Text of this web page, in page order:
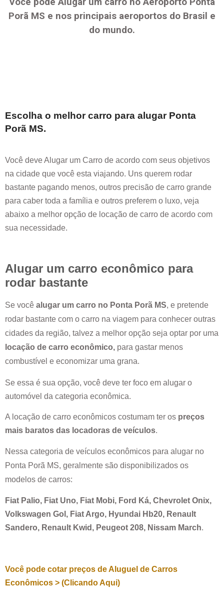
Porã MS e nos principais aeroportos do Brasil e
do mundo.
Escolha o melhor carro para alugar Ponta
Porã MS.
Você deve Alugar um Carro de acordo com seus objetivos
na cidade que você esta viajando. Uns querem rodar
bastante pagando menos, outros precisão de carro grande
para caber toda a família e outros preferem o luxo, veja
abaixo a melhor opção de locação de carro de acordo com
sua necessidade.
Alugar um carro econômico para
rodar bastante
Se você alugar um carro no Ponta Porã MS, e pretende
rodar bastante com o carro na viagem para conhecer outras
cidades da região, talvez a melhor opção seja optar por uma
locação de carro econômico, para gastar menos
combustível e economizar uma grana.
Se essa é sua opção, você deve ter foco em alugar o
automóvel da categoria econômica.
A locação de carro econômicos costumam ter os preços
mais baratos das locadoras de veículos.
Nessa categoria de veículos econômicos para alugar no
Ponta Porã MS, geralmente são disponibilizados os
modelos de carros:
Fiat Palio, Fiat Uno, Fiat Mobi, Ford Ká, Chevrolet Onix,
Volkswagen Gol, Fiat Argo, Hyundai Hb20, Renault
Sandero, Renault Kwid, Peugeot 208, Nissam March.
Você pode cotar preços de Aluguel de Carros
Econômicos > (Clicando Aqui)